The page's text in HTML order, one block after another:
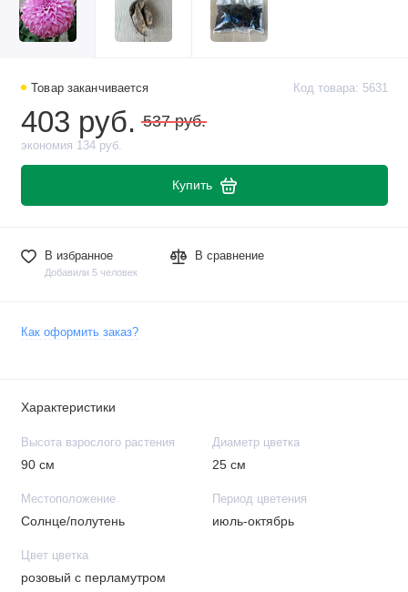
Товар заканчивается Код товара: 5631
403 руб. 537 руб.
экономия 134 руб.
Купить
В избранное
Добавили 5 человек
В сравнение
Как оформить заказ?
Характеристики
Высота взрослого растения
90 см
Диаметр цветка
25 см
Местоположение
Солнце/полутень
Период цветения
июль-октябрь
Цвет цветка
розовый с перламутром